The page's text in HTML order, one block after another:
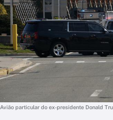
Avião particular do ex-presidente Donald